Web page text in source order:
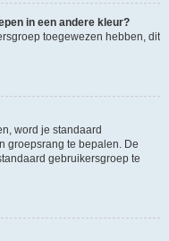
in een andere kleur?
toegewezen hebben, dit
word je standaard
groepsrang te bepalen. De
gebruikersgroep te